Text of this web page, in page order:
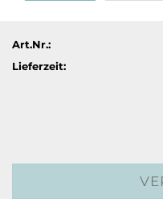
Art.Nr.:
Lieferzeit: